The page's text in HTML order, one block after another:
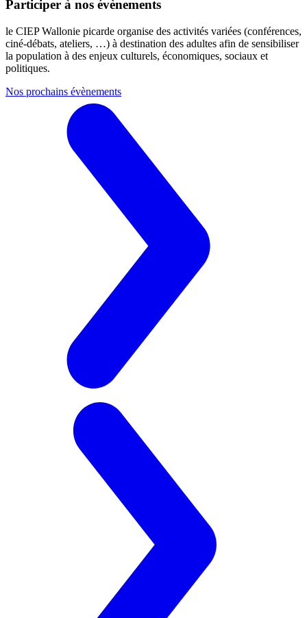
Participer à nos évènements
le CIEP Wallonie picarde organise des activités variées (conférences,
ciné-débats, ateliers, …) à destination des adultes afin de sensibiliser
la population à des enjeux culturels, économiques, sociaux et
politiques.
Nos prochains évènements